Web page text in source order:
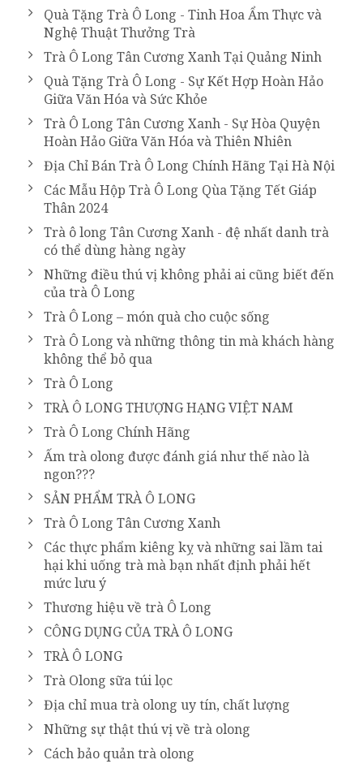
Quà Tặng Trà Ô Long - Tinh Hoa Ẩm Thực và
Nghệ Thuật Thưởng Trà
Trà Ô Long Tân Cương Xanh Tại Quảng Ninh
Quà Tặng Trà Ô Long - Sự Kết Hợp Hoàn Hảo
Giữa Văn Hóa và Sức Khỏe
Trà Ô Long Tân Cương Xanh - Sự Hòa Quyện
Hoàn Hảo Giữa Văn Hóa và Thiên Nhiên
Địa Chỉ Bán Trà Ô Long Chính Hãng Tại Hà Nội
Các Mẫu Hộp Trà Ô Long Qùa Tặng Tết Giáp
Thân 2024
Trà ô long Tân Cương Xanh - đệ nhất danh trà
có thể dùng hàng ngày
Những điều thú vị không phải ai cũng biết đến
của trà Ô Long
Trà Ô Long – món quà cho cuộc sống
Trà Ô Long và những thông tin mà khách hàng
không thể bỏ qua
Trà Ô Long
TRÀ Ô LONG THƯỢNG HẠNG VIỆT NAM
Trà Ô Long Chính Hãng
Ấm trà olong được đánh giá như thế nào là
ngon???
SẢN PHẨM TRÀ Ô LONG
Trà Ô Long Tân Cương Xanh
Các thực phẩm kiêng kỵ và những sai lầm tai
hại khi uống trà mà bạn nhất định phải hết
mức lưu ý
Thương hiệu về trà Ô Long
CÔNG DỤNG CỦA TRÀ Ô LONG
TRÀ Ô LONG
Trà Olong sữa túi lọc
Địa chỉ mua trà olong uy tín, chất lượng
Những sự thật thú vị về trà olong
Cách bảo quản trà olong